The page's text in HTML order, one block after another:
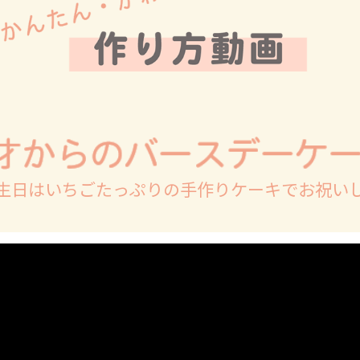
日はいちごたっぷりの手作りケーキでお祝い